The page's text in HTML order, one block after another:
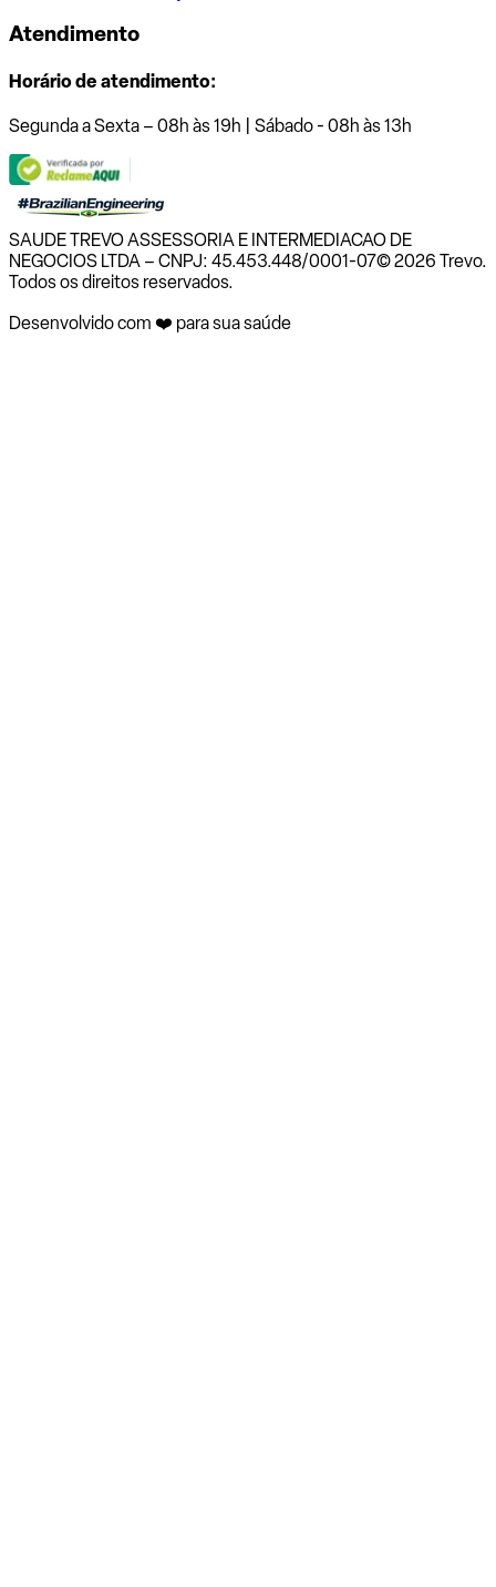
Atendimento
Horário de atendimento:
Segunda a Sexta – 08h às 19h | Sábado - 08h às 13h
SAUDE TREVO ASSESSORIA E INTERMEDIACAO DE
NEGOCIOS LTDA – CNPJ: 45.453.448/0001-07© 2026 Trevo.
Todos os direitos reservados.
Desenvolvido com ❤️ para sua saúde